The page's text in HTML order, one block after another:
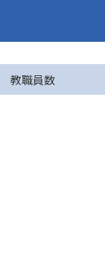
教職員数